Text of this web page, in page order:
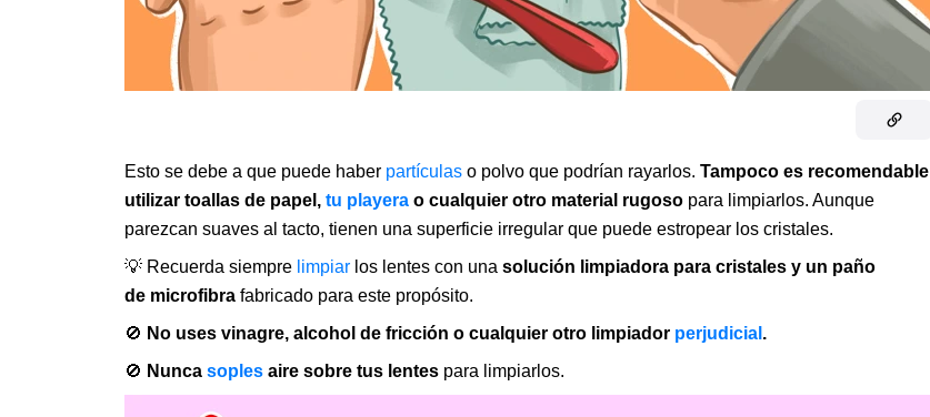
Esto se debe a que puede haber partículas o polvo que podrían rayarlos. Tampoco es recomendable
utilizar toallas de papel, tu playera o cualquier otro material rugoso para limpiarlos. Aunque
parezcan suaves al tacto, tienen una superficie irregular que puede estropear los cristales.
💡 Recuerda siempre limpiar los lentes con una solución limpiadora para cristales y un paño
de microfibra fabricado para este propósito.
🚫 No uses vinagre, alcohol de fricción o cualquier otro limpiador perjudicial .
🚫 Nunca soples aire sobre tus lentes para limpiarlos.